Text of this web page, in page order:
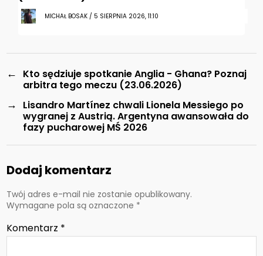
MICHAŁ BOSAK / 5 SIERPNIA 2026, 11:10
←
Kto sędziuje spotkanie Anglia - Ghana? Poznaj
arbitra tego meczu (23.06.2026)
→
Lisandro Martínez chwali Lionela Messiego po
wygranej z Austrią. Argentyna awansowała do
fazy pucharowej MŚ 2026
Dodaj komentarz
Twój adres e-mail nie zostanie opublikowany.
Wymagane pola są oznaczone *
Komentarz *